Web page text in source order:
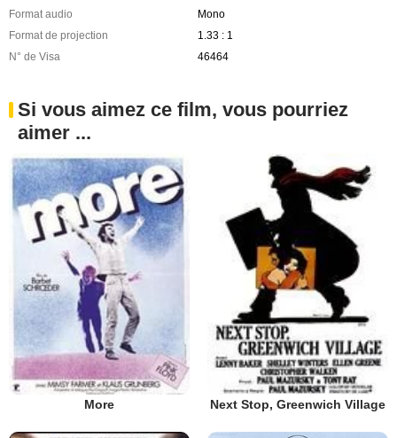
Format audio
Mono
Format de projection
1.33 : 1
N° de Visa
46464
Si vous aimez ce film, vous pourriez
aimer ...
More Next Stop, Greenwich Village